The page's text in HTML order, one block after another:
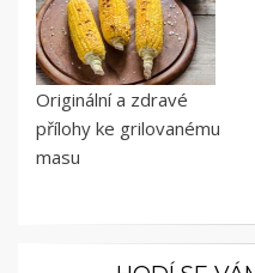
Originální a zdravé
přílohy ke grilovanému
masu